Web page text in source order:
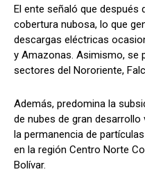
El ente señaló que después
cobertura nubosa, lo que
descargas eléctricas
y Amazonas. Asimismo, se
sectores del Nororiente,
Además, predomina la
de nubes de gran
la permanencia de
en la región Centro Norte
Bolívar.